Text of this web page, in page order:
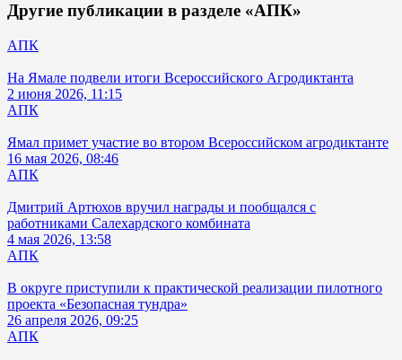
Другие публикации в разделе «АПК»
АПК
На Ямале подвели итоги Всероссийского Агродиктанта
2 июня 2026, 11:15
АПК
Ямал примет участие во втором Всероссийском агродиктанте
16 мая 2026, 08:46
АПК
Дмитрий Артюхов вручил награды и пообщался с
работниками Салехардского комбината
4 мая 2026, 13:58
АПК
В округе приступили к практической реализации пилотного
проекта «Безопасная тундра»
26 апреля 2026, 09:25
АПК